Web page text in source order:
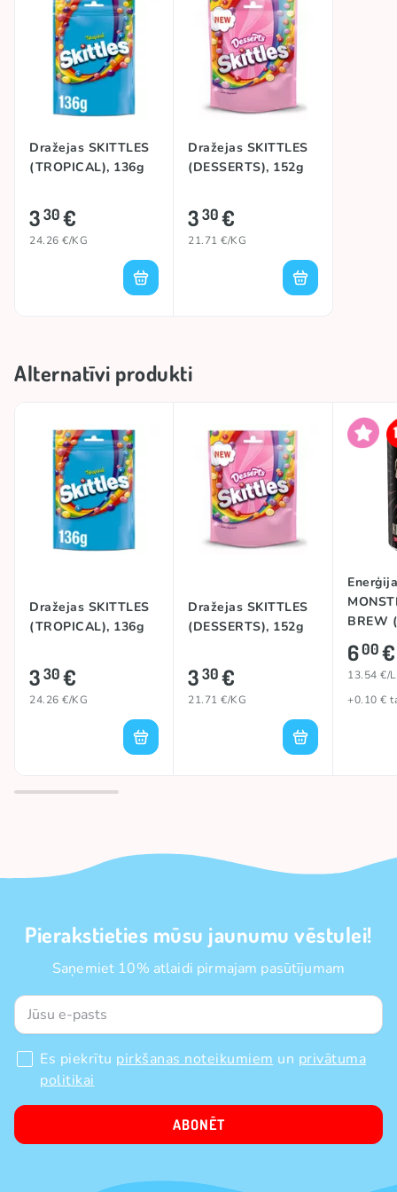
Dražejas SKITTLES
(TROPICAL), 136g
330€
24.26 €/KG
Dražejas SKITTLES
(DESSERTS), 152g
330€
21.71 €/KG
Alternatīvi produkti
Dražejas SKITTLES
(TROPICAL), 136g
330€
24.26 €/KG
Dražejas SKITTLES
(DESSERTS), 152g
330€
21.71 €/KG
BREW
600€
13.54 €/L
+0.10 €
Pierakstieties mūsu jaunumu vēstulei!
Saņemiet 10% atlaidi pirmajam pasūtījumam
Es piekrītu pirkšanas noteikumiem un privātuma
politikai
ABONĒT